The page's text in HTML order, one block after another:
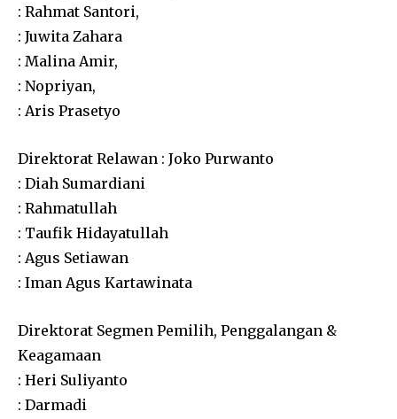
: Rahmat Santori,
: Juwita Zahara
: Malina Amir,
: Nopriyan,
: Aris Prasetyo
Direktorat Relawan : Joko Purwanto
: Diah Sumardiani
: Rahmatullah
: Taufik Hidayatullah
: Agus Setiawan
: Iman Agus Kartawinata
Direktorat Segmen Pemilih, Penggalangan &
Keagamaan
: Heri Suliyanto
: Darmadi